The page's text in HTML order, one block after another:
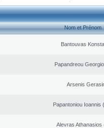
Nom et Prénom
Bantouvas
Papandreou
Arsenis
Papantoniou Ioannis
Alevras Athanasios